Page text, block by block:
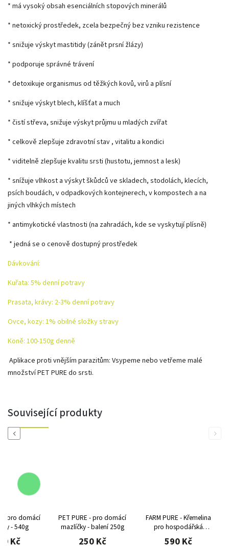
* má vysoký obsah esenciálních stopových minerálů
* netoxický prostředek, zcela bezpečný bez vzniku rezistence
* snižuje výskyt mastitidy (zánět prsní žlázy)
* podporuje správné trávení
* detoxikuje organismus od těžkých kovů, virů a plísní
* snižuje výskyt blech, klíšťat a much
* čistí střeva, snižuje výskyt průjmu u mladých zvířat
* celkově zlepšuje zdravotní stav , vitalitu a kondici
* viditelně zlepšuje kvalitu srsti (hustotu, jemnost a lesk)
* snížuje vlhkost a výskyt škůdců ve skladech, stodolách, klecích,
psích boudách, v odpadkových kontejnerech, v kompostech a na
jiných vlhkých místech
* antimykotické vlastnosti (na zahradách, kde se vyskytují plísně)
* jedná se o cenově dostupný prostředek
Dávkování:
Kuřata: 5% denní potravy
Prasata, krávy: 2-3% denní potravy
Ovce, kozy: 1% obilné složky stravy
Koně: 100-150g denně
Aplikace proti vnějším parazitům: Vsypeme nebo vetřeme malé
množství PET PURE do srsti.
Související produkty
Previous
- pro domácí
- 540g
Kč
PET PURE - pro domácí
mazlíčky - balení 250g
250 Kč
FARM PURE - Křemelina
pro hospodářská
zvířata - 1250g
590 Kč
Next